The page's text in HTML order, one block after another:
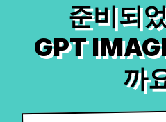
준비되
GPT
까